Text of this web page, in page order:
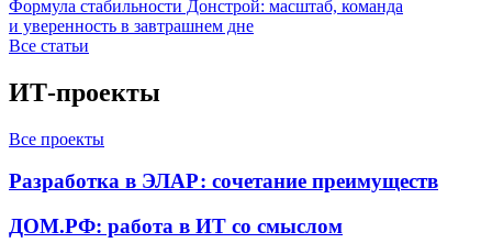
Формула стабильности Донстрой: масштаб, команда
и уверенность в завтрашнем дне
Все статьи
ИТ-проекты
Все проекты
Разработка в ЭЛАР: сочетание преимуществ
ДОМ.РФ: работа в ИТ со смыслом